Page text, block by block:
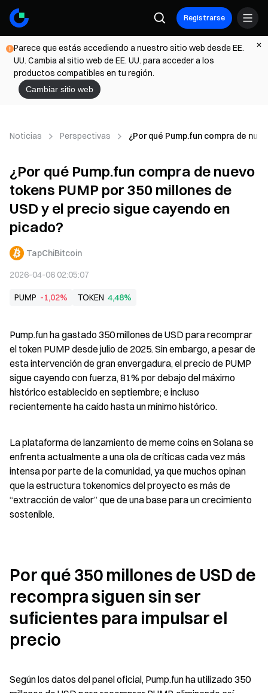
Registrarse
Parece que estás accediendo a nuestro sitio web desde EE.
UU. Cambia al sitio web de EE. UU. para acceder a los
productos compatibles en tu región.
Cambiar sitio web
Noticias Perspectivas ¿Por qué Pump.fun compra de
¿Por qué Pump.fun compra de nuevo
tokens PUMP por 350 millones de
USD y el precio sigue cayendo en
picado?
TapChiBitcoin
2026-04-06 02:05:07
PUMP -1,02% TOKEN 4,48%
Pump.fun ha gastado 350 millones de USD para recomprar
el token PUMP desde julio de 2025. Sin embargo, a pesar de
esta intervención de gran envergadura, el precio de PUMP
sigue cayendo con fuerza, 81% por debajo del máximo
histórico establecido en septiembre; e incluso
recientemente ha caído hasta un mínimo histórico.
La plataforma de lanzamiento de meme coins en Solana se
enfrenta actualmente a una ola de críticas cada vez más
intensa por parte de la comunidad, ya que muchos opinan
que la estructura tokenomics del proyecto es más de
“extracción de valor” que de una base para un crecimiento
sostenible.
Por qué 350 millones de USD de
recompra siguen sin ser
suficientes para impulsar el
precio
Según los datos del panel oficial, Pump.fun ha utilizado 350